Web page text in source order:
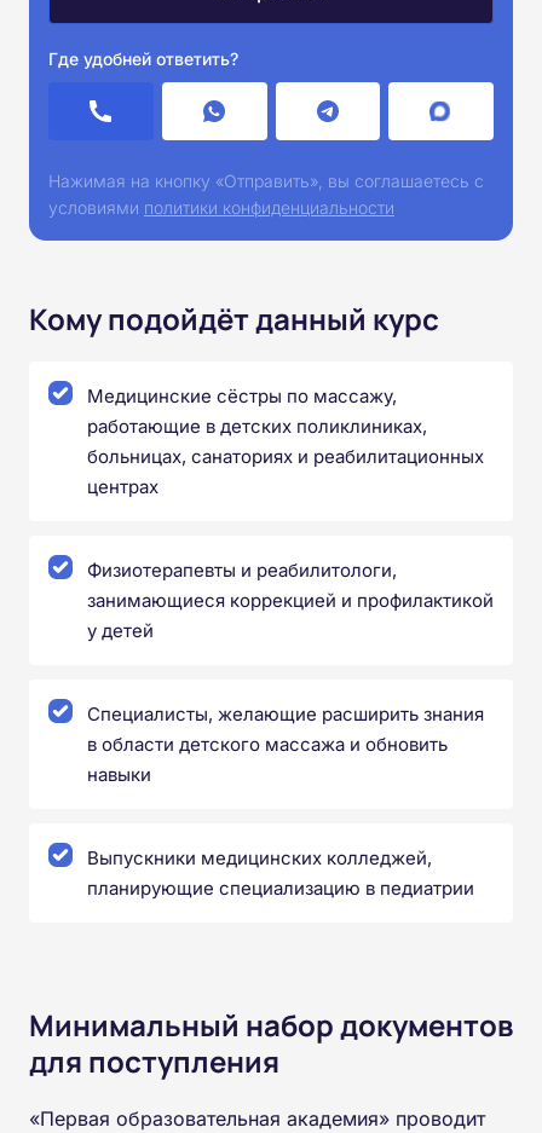
Где удобней ответить?
Нажимая на кнопку «Отправить», вы соглашаетесь с
условиями политики конфиденциальности
Кому подойдёт данный курс
Медицинские сёстры по массажу,
работающие в детских поликлиниках,
больницах, санаториях и реабилитационных
центрах
Физиотерапевты и реабилитологи,
занимающиеся коррекцией и профилактикой
у детей
Специалисты, желающие расширить знания
в области детского массажа и обновить
навыки
Выпускники медицинских колледжей,
планирующие специализацию в педиатрии
Минимальный набор документов
для поступления
«Первая образовательная академия» проводит